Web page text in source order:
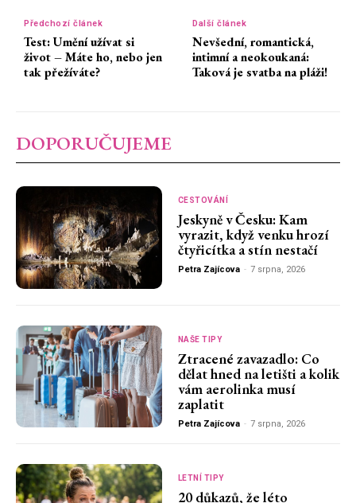
Předchozí článek
Test: Umění užívat si
život – Máte ho, nebo jen
tak přežíváte?
Další článek
Nevšední, romantická,
intimní a neokoukaná:
Taková je svatba na pláži!
DOPORUČUJEME
CESTOVÁNÍ
Jeskyně v Česku: Kam
vyrazit, když venku hrozí
čtyřicítka a stín nestačí
Petra Zajícova - 7 srpna, 2026
NAŠE TIPY
Ztracené zavazadlo: Co
dělat hned na letišti a kolik
vám aerolinka musí
zaplatit
Petra Zajícova - 7 srpna, 2026
LETNÍ TIPY
20 důkazů, že léto